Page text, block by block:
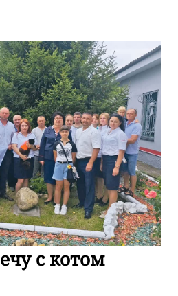
с котом